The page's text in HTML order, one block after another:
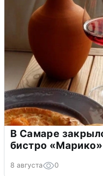
В Самаре
бистро «Марико»
8 августа 0